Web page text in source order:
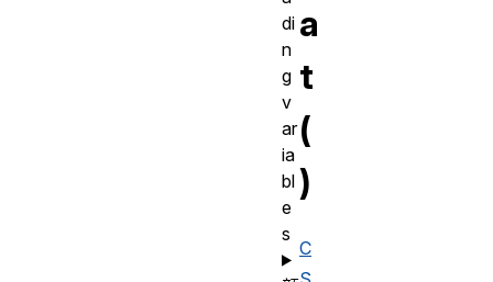
a
t
(
)
C
di
n
g
v
ar
ia
bl
e
s